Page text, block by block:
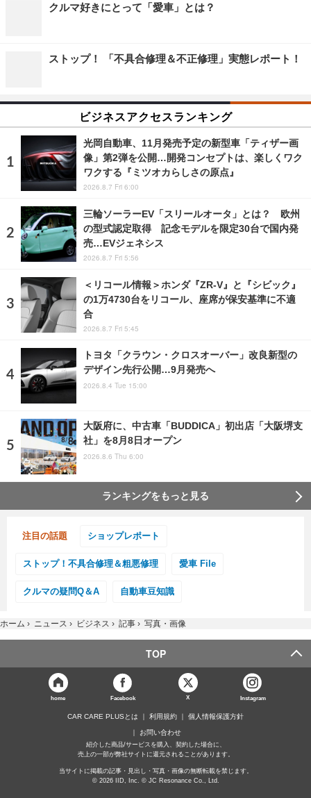
クルマ好きにとって「愛車」とは？
ストップ！ 「不具合修理＆不正修理」実態レポート！
ビジネスアクセスランキング
光岡自動車、11月発売予定の新型車「ティザー画
像」第2弾を公開…開発コンセプトは、楽しくワク
ワクする『ミツオカらしさの原点』
2026.8.7 Fri 6:00
三輪ソーラーEV「スリールオータ」とは？ 欧州
の型式認定取得 記念モデルを限定30台で国内発
売…EVジェネシス
2026.8.7 Fri 5:56
＜リコール情報＞ホンダ『ZR-V』と『シビック』
の1万4730台をリコール、座席が保安基準に不適
合
2026.8.7 Fri 5:45
トヨタ「クラウン・クロスオーバー」改良新型の
デザイン先行公開…9月発売へ
2026.8.4 Tue 15:00
大阪府に、中古車「BUDDICA」初出店「大阪堺支
社」を8月8日オープン
2026.8.6 Thu 6:00
ランキングをもっと見る
注目の話題 ショップレポート
ストップ！不具合修理＆粗悪修理 愛車 File
クルマの疑問Q＆A 自動車豆知識
ホーム › ニュース › ビジネス › 記事 › 写真・画像
TOP
home Facebook X Instagram
CAR CARE PLUSとは 利用規約 個人情報保護方針
お問い合わせ
紹介した商品/サービスを購入、契約した場合に、
売上の一部が弊社サイトに還元されることがあります。
当サイトに掲載の記事・見出し・写真・画像の無断転載を禁じます。
© 2026 IID, Inc. © JC Resonance Co., Ltd.